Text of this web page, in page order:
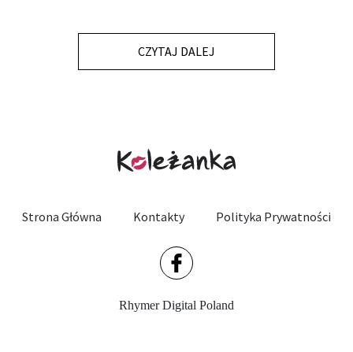
CZYTAJ DALEJ
Strona Główna Kontakty Polityka Prywatności
Rhymer Digital Poland